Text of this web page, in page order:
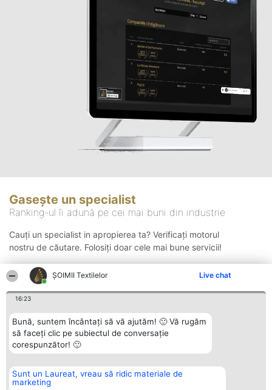
ȘOIMII Textilelor Live chat
16:23
Bună, suntem încântați să vă ajutăm! 🙂 Vă rugăm
să faceți clic pe subiectul de conversație
corespunzător! 🙂
Sunt un Laureat, vreau să ridic materiale de
marketing
Gasește un specialist
Ranking-ul îi adună pe cei mai buni din industrie
Cauți un specialist in apropierea ta? Verificați motorul
nostru de căutare. Folosiți doar cele mai bune servicii!
Organizator Ranking
BRIGHT SOLUTIONS BR SRL
Plebiscyt Contact